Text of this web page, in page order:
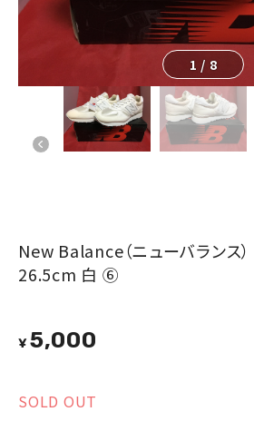
1 / 8
New Balance（ニューバランス
26.5cm 白 ⑥
¥5,000
SOLD OUT